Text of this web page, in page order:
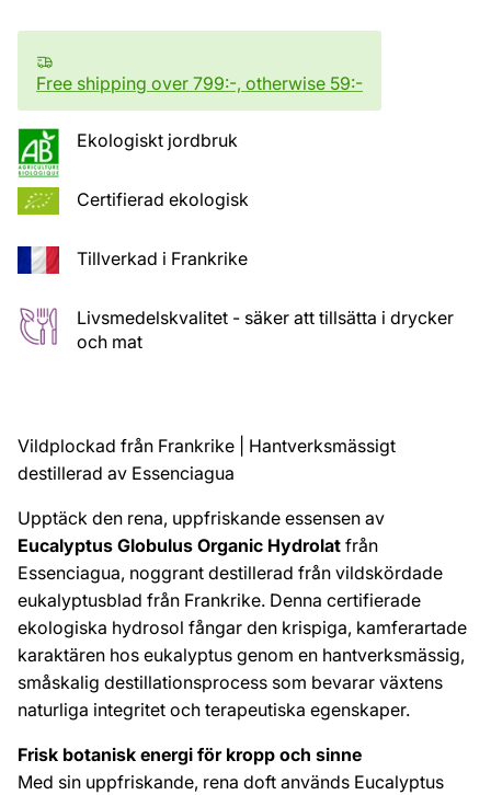
Free shipping over 799:-, otherwise 59:-
Ekologiskt jordbruk
Certifierad ekologisk
Tillverkad i Frankrike
Livsmedelskvalitet - säker att tillsätta i drycker
och mat
Vildplockad från Frankrike | Hantverksmässigt
destillerad av Essenciagua
Upptäck den rena, uppfriskande essensen av
Eucalyptus Globulus Organic Hydrolat från
Essenciagua, noggrant destillerad från vildskördade
eukalyptusblad från Frankrike. Denna certifierade
ekologiska hydrosol fångar den krispiga, kamferartade
karaktären hos eukalyptus genom en hantverksmässig,
småskalig destillationsprocess som bevarar växtens
naturliga integritet och terapeutiska egenskaper.
Frisk botanisk energi för kropp och sinne
Med sin uppfriskande, rena doft används Eucalyptus